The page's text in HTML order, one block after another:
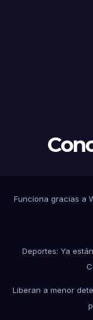
Funciona gracias a
Deportes: Ya
Liberan a menor